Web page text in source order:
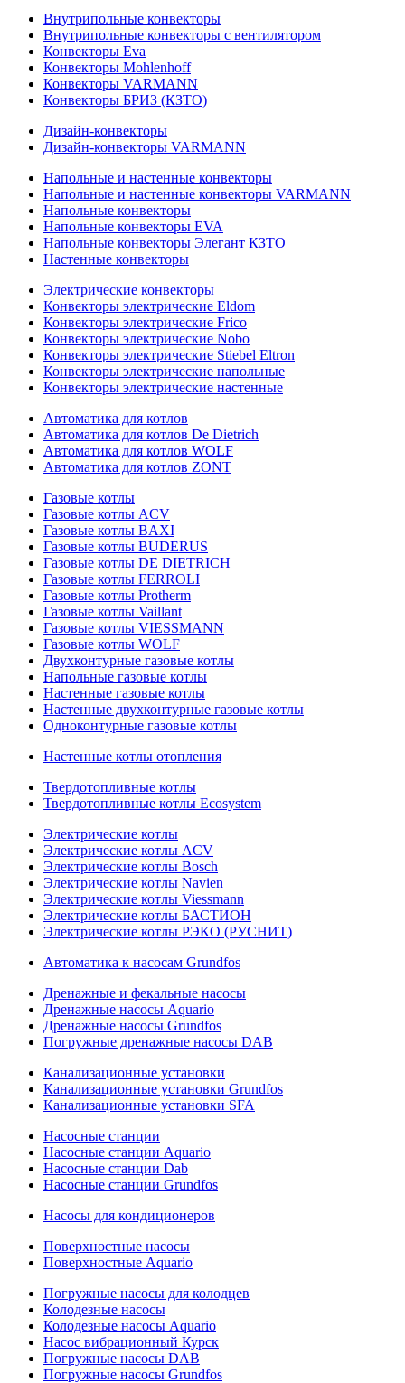
Внутрипольные конвекторы
Внутрипольные конвекторы с вентилятором
Конвекторы Eva
Конвекторы Mohlenhoff
Конвекторы VARMANN
Конвекторы БРИЗ (КЗТО)
Дизайн-конвекторы
Дизайн-конвекторы VARMANN
Напольные и настенные конвекторы
Напольные и настенные конвекторы VARMANN
Напольные конвекторы
Напольные конвекторы EVA
Напольные конвекторы Элегант КЗТО
Настенные конвекторы
Электрические конвекторы
Конвекторы электрические Eldom
Конвекторы электрические Frico
Конвекторы электрические Nobo
Конвекторы электрические Stiebel Eltron
Конвекторы электрические напольные
Конвекторы электрические настенные
Автоматика для котлов
Автоматика для котлов De Dietrich
Автоматика для котлов WOLF
Автоматика для котлов ZONT
Газовые котлы
Газовые котлы ACV
Газовые котлы BAXI
Газовые котлы BUDERUS
Газовые котлы DE DIETRICH
Газовые котлы FERROLI
Газовые котлы Protherm
Газовые котлы Vaillant
Газовые котлы VIESSMANN
Газовые котлы WOLF
Двухконтурные газовые котлы
Напольные газовые котлы
Настенные газовые котлы
Настенные двухконтурные газовые котлы
Одноконтурные газовые котлы
Настенные котлы отопления
Твердотопливные котлы
Твердотопливные котлы Ecosystem
Электрические котлы
Электрические котлы ACV
Электрические котлы Bosch
Электрические котлы Navien
Электрические котлы Viessmann
Электрические котлы БАСТИОН
Электрические котлы РЭКО (РУСНИТ)
Автоматика к насосам Grundfos
Дренажные и фекальные насосы
Дренажные насосы Aquario
Дренажные насосы Grundfos
Погружные дренажные насосы DAB
Канализационные установки
Канализационные установки Grundfos
Канализационные установки SFA
Насосные станции
Насосные станции Aquario
Насосные станции Dab
Насосные станции Grundfos
Насосы для кондиционеров
Поверхностные насосы
Поверхностные Aquario
Погружные насосы для колодцев
Колодезные насосы
Колодезные насосы Aquario
Насос вибрационный Курск
Погружные насосы DAB
Погружные насосы Grundfos